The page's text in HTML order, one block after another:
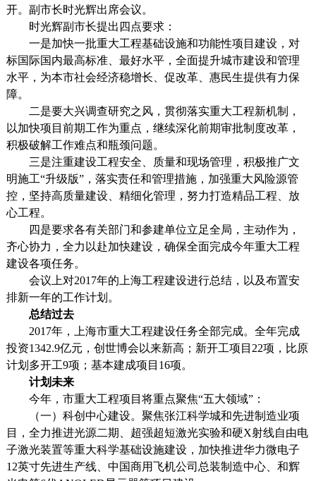
开。副市长时光辉出席会议。
时光辉副市长提出四点要求：
一是加快一批重大工程基础设施和功能性项目建设，对
标国际国内最高标准、最好水平，全面提升城市建设和管理
水平，为本市社会经济稳增长、促改革、惠民生提供有力保
障。
二是要大兴调查研究之风，贯彻落实重大工程新机制，
以加快项目前期工作为重点，继续深化前期审批制度改革，
积极破解工作难点和瓶颈问题。
三是注重建设工程安全、质量和现场管理，积极推广文
明施工“升级版”，落实责任和管理措施，加强重大风险源管
控，坚持高质量建设、精细化管理，努力打造精品工程、放
心工程。
四是要求各有关部门和参建单位立足全局，主动作为，
齐心协力，全力以赴加快建设，确保全面完成今年重大工程
建设各项任务。
会议上对2017年的上海工程建设进行总结，以及布置安
排新一年的工作计划。
总结过去
2017年，上海市重大工程建设任务全部完成。全年完成
投资1342.9亿元，创世博会以来新高；新开工项目 22项，比原
计划多开工9项；基本建成项目 16项。
计划未来
今年，市重大工程项目将重点聚焦“五大领域”：
（一）科创中心建设。聚焦张江科学城和先进制造业项
目，全力推进光源二期、超强超短激光实验和硬X射线自由电
子激光装置等重大科学基础设施建设，加快推进华力微电子
12英寸先进生产线、中国商用飞机公司总装制造中心、和辉